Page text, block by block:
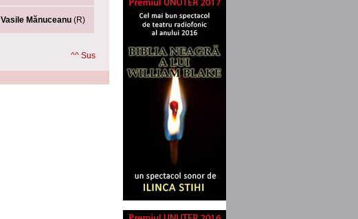
Vasile Mănuceanu (R)
^^ Sus